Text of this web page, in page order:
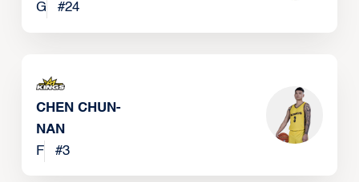
G
#24
CHEN CHUN-
NAN
F
#3